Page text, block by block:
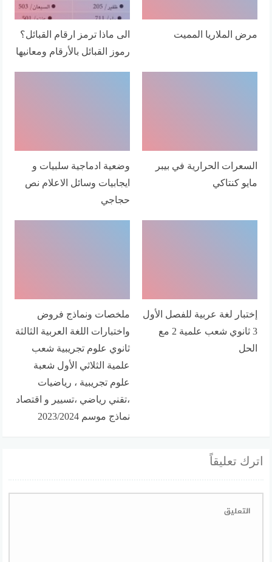
مرض الملاريا المميت
الى ماذا ترمز ارقام القبائل؟
رموز القبائل بالأرقام ومعانيها
السعرات الحرارية في بيبر
مايو كنتاكي
وضعية ادماجية سلبيات و
ايجابيات وسائل الاعلام نص
حجاجي
إختبار لغة عربية للفصل الأول
3 ثانوي شعب علمية 2 مع
الحل
ملخصات ونماذج فروض
واختبارات اللغة العربية الثالثة
ثانوي علوم تجريبية شعب
علمية الثلاثي الأول شعبة
علوم تجريبية ، رياضيات
،تقني رياضي ،تسيير و اقتصاد
نماذج موسم 2023/2024
اترك تعليقاً